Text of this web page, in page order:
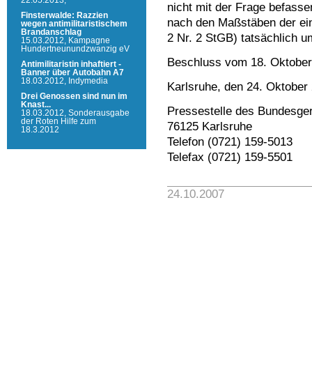
nicht mit der Frage
nach den Maßstäben der
2 Nr. 2 StGB) tatsächlich
Beschluss vom 18.
Karlsruhe, den 24. Oktober
Pressestelle des
76125 Karlsruhe
Telefon (0721) 159-5013
Telefax (0721) 159-5501
24.10.2007
Finsterwalde: Razzien
wegen antimilitaristischem
Brandanschlag
15.03.2012,
Kampagne
Hundertneunundzwanzig eV
Antimilitaristin inhaftiert -
Banner über Autobahn A7
18.03.2012,
Indymedia
Drei Genossen sind nun im
Knast...
18.03.2012, Sonderausgabe
der Roten Hilfe zum
18.3.2012